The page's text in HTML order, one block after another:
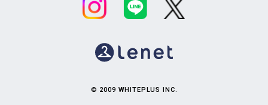
© 2009 WHITEPLUS INC.